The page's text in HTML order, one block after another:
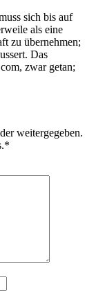
sich bis auf
als eine
zu übernehmen;
Das
zwar getan;
weitergegeben.
*